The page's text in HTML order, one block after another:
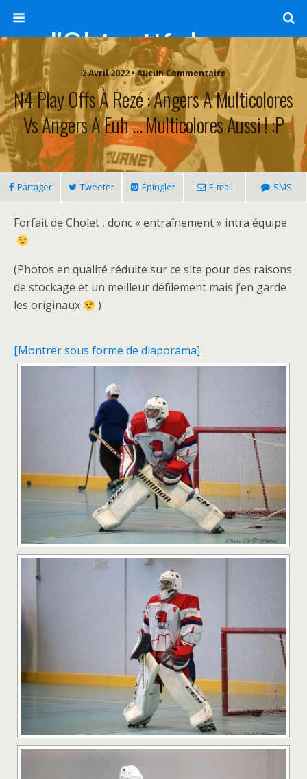
l'Objectif de Clairette
2 Avril 2022 • Aucun Commentaire
N4 Play Offs À Rezé : Angers A Multicolores
Vs Angers A Euh … Multicolores Aussi ! :P
Partager Tweeter Épingler E-mail SMS
Forfait de Cholet , donc « entraînement » intra équipe
(Photos en qualité réduite sur ce site pour des raisons
de stockage et un meilleur défilement mais j’en garde
les originaux
)
[Montrer sous forme de diaporama]